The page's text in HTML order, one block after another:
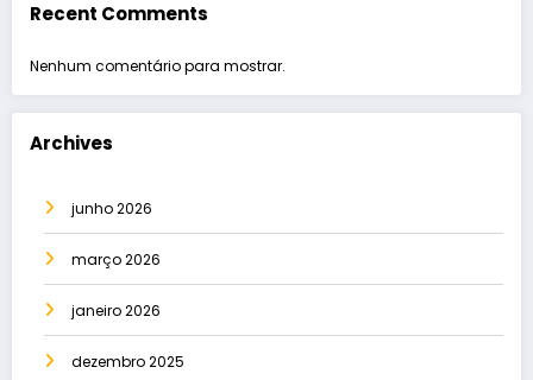
Recent Comments
Nenhum comentário para mostrar.
Archives
junho 2026
março 2026
janeiro 2026
dezembro 2025